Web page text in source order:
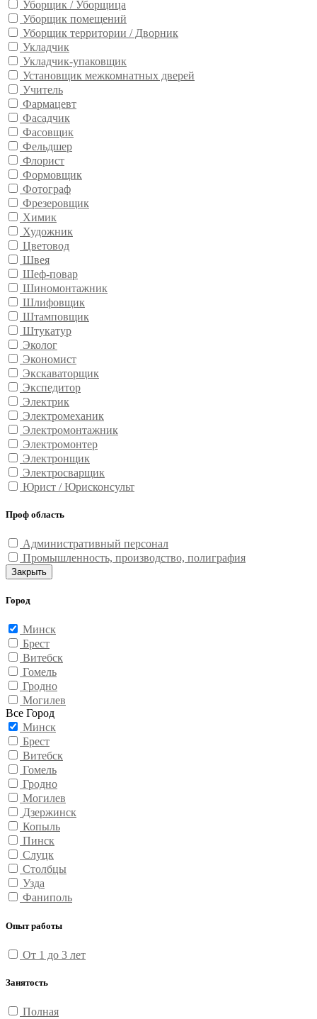
Уборщик / Уборщица
Уборщик помещений
Уборщик территории / Дворник
Укладчик
Укладчик-упаковщик
Установщик межкомнатных дверей
Учитель
Фармацевт
Фасадчик
Фасовщик
Фельдшер
Флорист
Формовщик
Фотограф
Фрезеровщик
Химик
Художник
Цветовод
Швея
Шеф-повар
Шиномонтажник
Шлифовщик
Штамповщик
Штукатур
Эколог
Экономист
Экскаваторщик
Экспедитор
Электрик
Электромеханик
Электромонтажник
Электромонтер
Электронщик
Электросварщик
Юрист / Юрисконсульт
Проф область
Административный персонал
Промышленность, производство, полиграфия
Закрыть
Город
Минск
Брест
Витебск
Гомель
Гродно
Могилев
Все Город
Минск
Брест
Витебск
Гомель
Гродно
Могилев
Дзержинск
Копыль
Пинск
Слуцк
Столбцы
Узда
Фаниполь
Опыт работы
От 1 до 3 лет
Занятость
Полная